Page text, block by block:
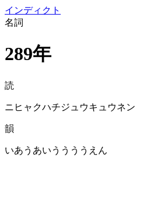
インディクト
名詞
289年
読
ニヒャクハチジュウキュウネン
韻
いあうあいううううえん